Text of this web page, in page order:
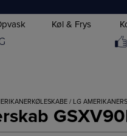
Køl & Frys
/ LG